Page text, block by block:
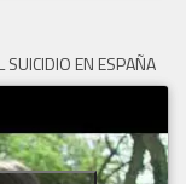
SUICIDIO EN ESPAÑA